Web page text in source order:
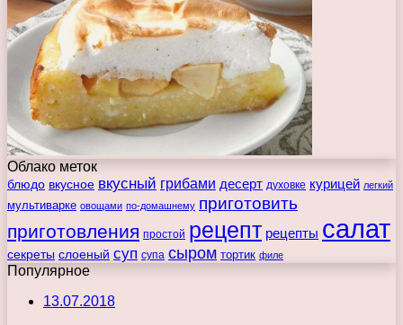
Облако меток
блюдо вкусное вкусный грибами десерт духовке курицей легкий
мультиварке овощами по-домашнему приготовить
приготовления простой рецепт рецепты салат
секреты слоеный суп супа сыром тортик филе
Популярное
13.07.2018